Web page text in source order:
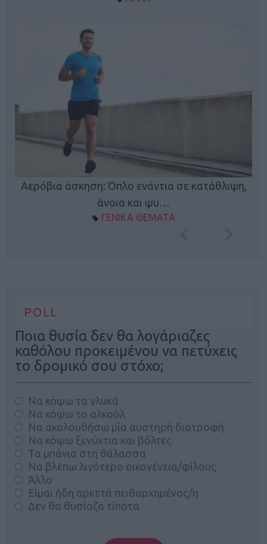
Αερόβια άσκηση: Όπλο ενάντια σε κατάθλιψη,
άνοια και ψυ…
ΓΕΝΙΚΑ ΘΕΜΑΤΑ
POLL
Ποια θυσία δεν θα λογάριαζες
καθόλου προκειμένου να πετύχεις
το δρομικό σου στόχο;
Να κόψω τα γλυκά
Να κόψω το αλκοόλ
Να ακολουθήσω μία αυστηρή διατροφή
Να κόψω ξενύχτια και βόλτες
Τα μπάνια στη θάλασσα
Να βλέπω λιγότερο οικογένεια/φίλους
Άλλο
Είμαι ήδη αρκετά πειθαρχημένος/η
Δεν θα θυσίαζα τίποτα